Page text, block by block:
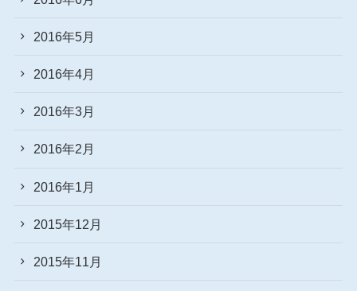
2016年5月
2016年4月
2016年3月
2016年2月
2016年1月
2015年12月
2015年11月